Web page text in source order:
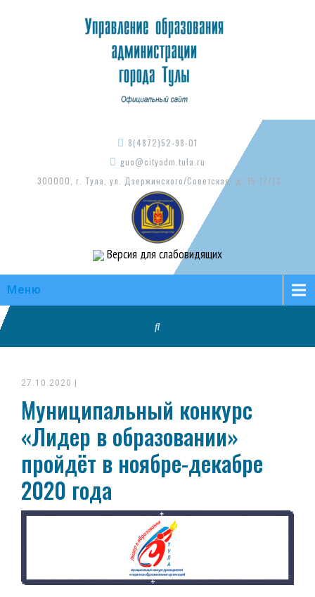
8(4872)52-98-01
guo@cityadm.tula.ru
300000, г. Тула, ул. Дзержинского/Советская, д. 15-17/73
Версия для слабовидящих
Меню
27.10.2020
Муниципальный конкурс
«Лидер в образовании»
пройдёт в ноябре-декабре
2020 года